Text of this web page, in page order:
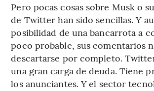
Pero pocas cosas sobre Musk o
de Twitter han sido sencillas. Y
posibilidad de una bancarrota a
poco probable, sus comentarios
descartarse por completo.
una gran carga de deuda. Tiene
los anunciantes. Y el sector